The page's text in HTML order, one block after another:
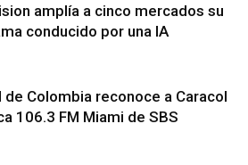
amplía a cinco mercados su
conducido por una IA
de Colombia reconoce a Caracol
106.3 FM Miami de SBS